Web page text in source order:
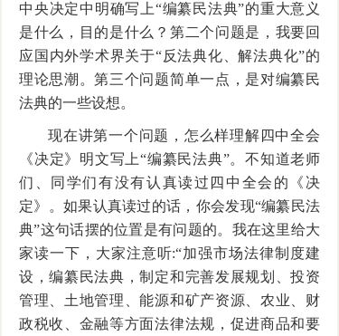
中央决定中明确写上“编纂民法典”的重大意义
是什么，目的是什么？第二个问题是，我要回
应国内外学术界关于“反法典化、解法典化”的
理论思潮。第三个问题简单一点，是对编纂民
法典的一些设想。
现在讲第一个问题，怎么样理解四中全会
《决定》明文写上“编纂民法典”。不知道老师
们、同学们有没有认真读过四中全会的《决
定》。如果认真读过的话，你会发现“编纂民法
典”这句话摆的位置是有问题的。我在这里给大
家读一下，大家注意听:“加强市场法律制度建
设，编纂民法典，制定和完善发展规划、投资
管理、土地管理、能源和矿产资源、农业、财
政税收、金融等方面法律法规，促进商品和要